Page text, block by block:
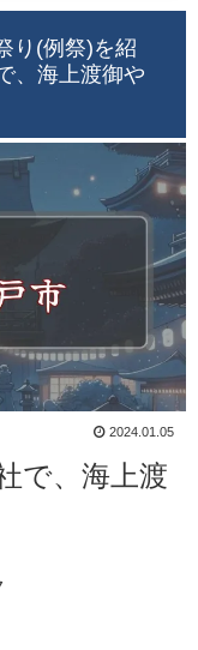
り(例祭)を紹
、海上渡御や
2024.01.05
で、海上渡